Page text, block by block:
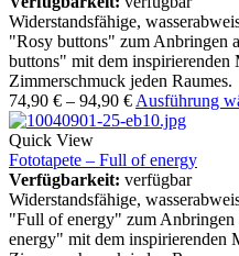
Widerstandsfähige,
"Rosy buttons" zum Anbringen
buttons" mit dem
Zimmerschmuck jeden Raumes.
74,90 € – 94,90 € Ausführung
Quick View
Fototapete – Full of energy
Verfügbarkeit: verfügbar
Widerstandsfähige,
"Full of energy" zum
energy" mit dem inspirierenden